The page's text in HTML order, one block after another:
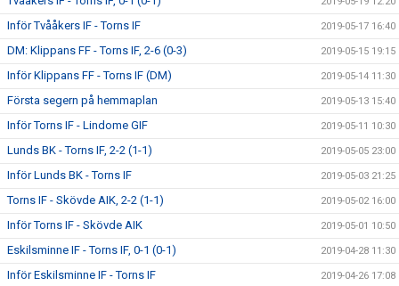
Inför Tvååkers IF - Torns IF 2019-05-17 16:40
DM: Klippans FF - Torns IF, 2-6 (0-3) 2019-05-15 19:15
Inför Klippans FF - Torns IF (DM) 2019-05-14 11:30
Första segern på hemmaplan 2019-05-13 15:40
Inför Torns IF - Lindome GIF 2019-05-11 10:30
Lunds BK - Torns IF, 2-2 (1-1) 2019-05-05 23:00
Inför Lunds BK - Torns IF 2019-05-03 21:25
Torns IF - Skövde AIK, 2-2 (1-1) 2019-05-02 16:00
Inför Torns IF - Skövde AIK 2019-05-01 10:50
Eskilsminne IF - Torns IF, 0-1 (0-1) 2019-04-28 11:30
Inför Eskilsminne IF - Torns IF 2019-04-26 17:08